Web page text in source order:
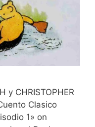
y CHRISTOPHER
Clasico
1» on